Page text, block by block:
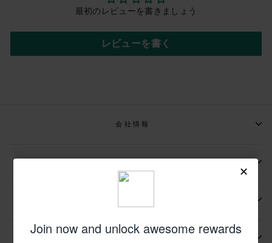
最初のレビューを書きましょう
レビューを書く
会社情報
📩メールマガジンの登録